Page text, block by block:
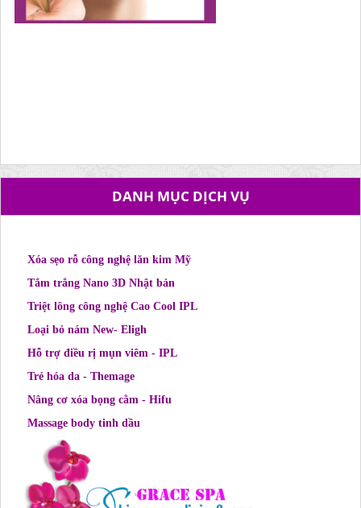
DANH MỤC DỊCH VỤ
Xóa sẹo rỗ công nghệ lăn kim Mỹ
Tắm trắng Nano 3D Nhật bản
Triệt lông công nghệ Cao Cool IPL
Loại bỏ nám New- Eligh
Hỗ trợ điều rị mụn viêm - IPL
Trẻ hóa da - Themage
Nâng cơ xóa bọng cằm - Hifu
Massage body tinh dầu